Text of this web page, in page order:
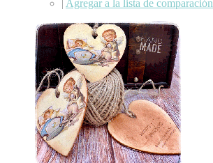
Agregar a la lista de comparación